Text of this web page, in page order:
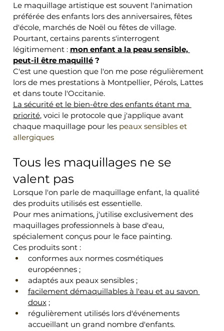
Le maquillage artistique est souvent l'animation
préférée des enfants lors des anniversaires, fêtes
d'école, marchés de Noël ou fêtes de village.
Pourtant, certains parents s'interrogent
légitimement : mon enfant a la peau sensible,
peut-il être maquillé ?
C'est une question que l'on me pose régulièrement
lors de mes prestations à Montpellier, Pérols, Lattes
et dans toute l'Occitanie.
La sécurité et le bien-être des enfants étant ma
priorité, voici le protocole que j'applique avant
chaque maquillage pour les peaux sensibles et
allergiques
Tous les maquillages ne se
valent pas
Lorsque l'on parle de maquillage enfant, la qualité
des produits utilisés est essentielle.
Pour mes animations, j'utilise exclusivement des
maquillages professionnels à base d'eau,
spécialement conçus pour le face painting.
Ces produits sont :
conformes aux normes cosmétiques
européennes ;
adaptés aux peaux sensibles ;
facilement démaquillables à l'eau et au savon
doux ;
régulièrement utilisés lors d'événements
accueillant un grand nombre d'enfants.